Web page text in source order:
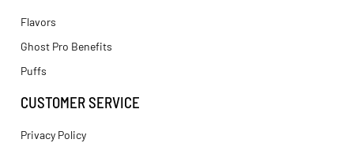
Flavors
Ghost Pro Benefits
Puffs
CUSTOMER SERVICE
Privacy Policy